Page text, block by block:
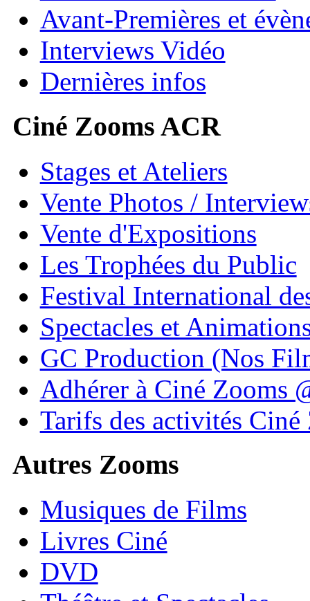
Avant-Premières et
Interviews Vidéo
Dernières infos
Ciné Zooms ACR
Stages et Ateliers
Vente Photos /
Vente d'Expositions
Les Trophées du Public
Festival International
Spectacles et
GC Production (Nos
Adhérer à Ciné Zooms
Tarifs des activités Ciné
Autres Zooms
Musiques de Films
Livres Ciné
DVD